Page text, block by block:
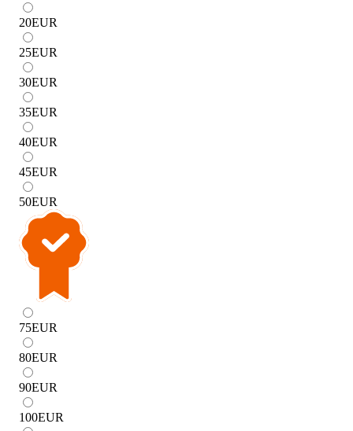
20EUR
25EUR
30EUR
35EUR
40EUR
45EUR
50EUR
75EUR
80EUR
90EUR
100EUR